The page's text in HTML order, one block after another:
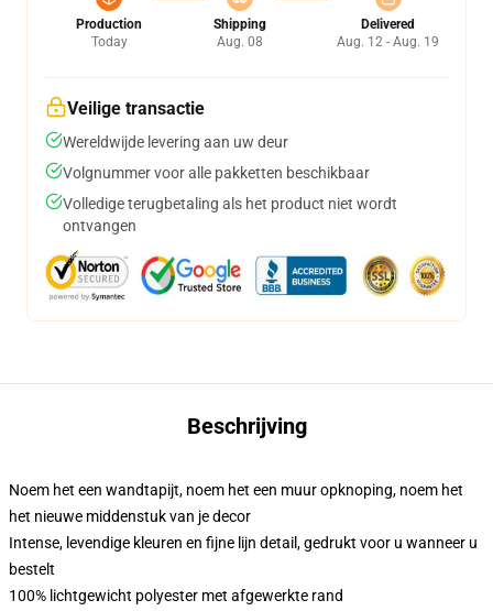
Production
Today
Shipping
Aug. 08
Delivered
Aug. 12 - Aug. 19
Veilige transactie
Wereldwijde levering aan uw deur
Volgnummer voor alle pakketten beschikbaar
Volledige terugbetaling als het product niet wordt
ontvangen
Beschrijving
Noem het een wandtapijt, noem het een muur opknoping, noem het
het nieuwe middenstuk van je decor
Intense, levendige kleuren en fijne lijn detail, gedrukt voor u wanneer u
bestelt
100% lichtgewicht polyester met afgewerkte rand